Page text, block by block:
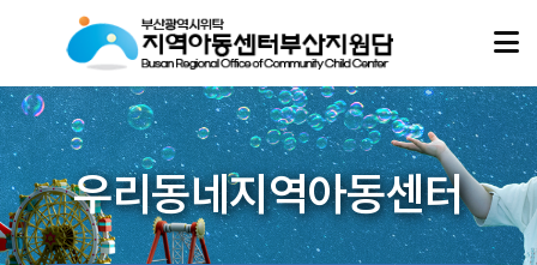
우리동네지역아동센터